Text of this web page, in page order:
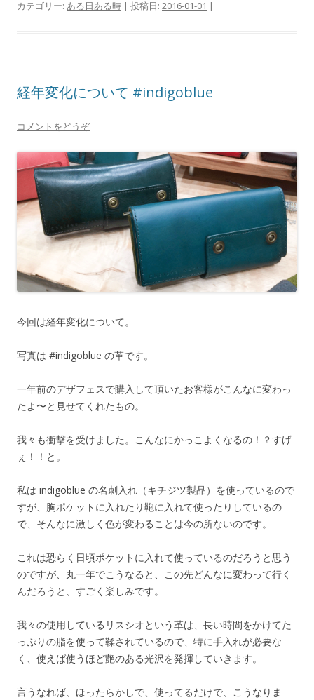
カテゴリー: ある日ある時 | 投稿日: 2016-01-01 |
経年変化について #indigoblue
コメントをどうぞ
今回は経年変化について。
写真は #indigoblue の革です。
一年前のデザフェスで購入して頂いたお客様がこんなに変わっ
たよ〜と見せてくれたもの。
我々も衝撃を受けました。こんなにかっこよくなるの！？すげ
ぇ！！と。
私は indigoblue の名刺入れ（キチジツ製品）を使っているので
すが、胸ポケットに入れたり鞄に入れて使ったりしているの
で、そんなに激しく色が変わることは今の所ないのです。
これは恐らく日頃ポケットに入れて使っているのだろうと思う
のですが、丸一年でこうなると、この先どんなに変わって行く
んだろうと、すごく楽しみです。
我々の使用しているリスシオという革は、長い時間をかけてた
っぷりの脂を使って鞣されているので、特に手入れが必要な
く、使えば使うほど艶のある光沢を発揮していきます。
言うなれば、ほったらかしで、使ってるだけで、こうなりま